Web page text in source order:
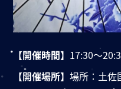
【開催時間】 17:30～
【開催場所】場所：土佐